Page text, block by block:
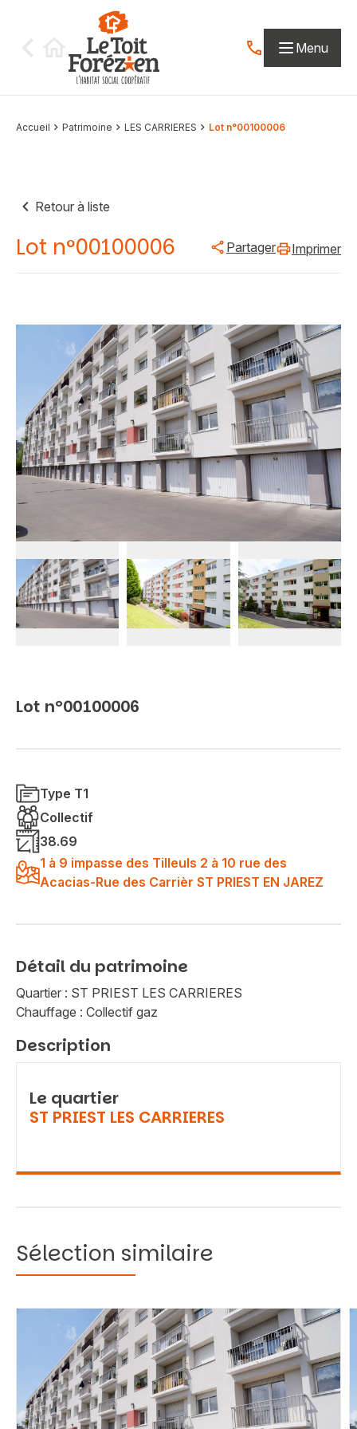
Contactez-nous
Menu
Accueil Patrimoine LES CARRIERES Lot n°00100006
Retour à liste
Lot n°00100006 Partager Imprimer
Lot n°00100006
Type T1
Collectif
38.69
1 à 9 impasse des Tilleuls 2 à 10 rue des
Acacias-Rue des Carrièr ST PRIEST EN JAREZ
Détail du patrimoine
Quartier : ST PRIEST LES CARRIERES
Chauffage : Collectif gaz
Description
Le quartier
ST PRIEST LES CARRIERES
Sélection similaire